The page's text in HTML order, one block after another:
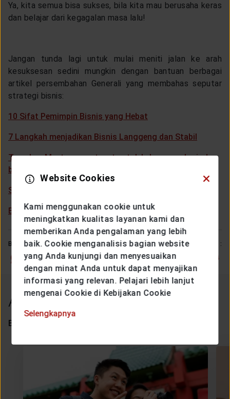
Ya, kita semua bisa sukses, bila kita mau berusaha keras
dan belajar dari kegagalan masa lalu!
Jangan tunda lagi untuk mulai meniti jalan ke arah
kesuksesan sedini mungkin dengan bantuan berbagai
artikel persembahan Generali yang membahas seputar
strategi bisnis:
10 Sifat Pemimpin Bisnis yang Hebat
7 Langkah menjadikan Bisnis Langgeng dan Stabil
Temukan Mentor yang tepat untuk kelancaran karir dan
bisnismu!
Sukses di bisnis sekaligus membantu sesama
Bagaimana cara menjadi mentor yang baik
BAGIKAN SUKA ARTIKEL INI :
Artikel Lainnya
Beberapa artikel yang mungkin menarik minat kamu.
Website Cookies
Kami menggunakan cookie untuk
meningkatkan kualitas layanan kami dan
memberikan Anda pengalaman yang lebih
baik. Cookie menganalisis bagian website
yang Anda kunjungi dan menyesuaikan
dengan minat Anda untuk dapat menyajikan
informasi yang relevan. Pelajari lebih lanjut
mengenai Cookie di Kebijakan Cookie
Selengkapnya